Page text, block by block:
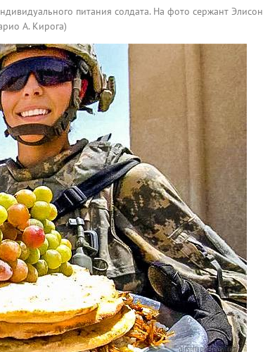
питания солдата. На фото сержант Элисон
А. Кирога)